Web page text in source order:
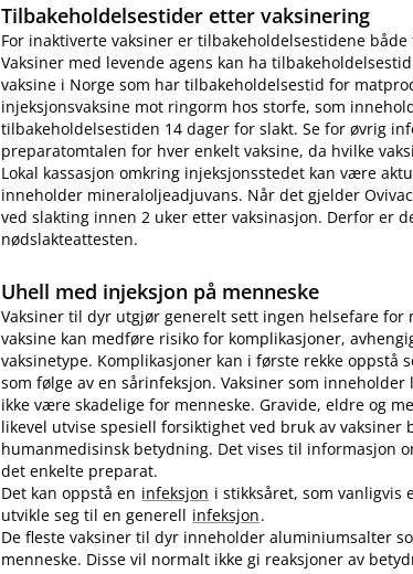
Tilbakeholdelsestider etter vaksinering
For inaktiverte vaksiner er tilbakeholdelsestidene
Vaksiner med levende agens kan ha
vaksine i Norge som har tilbakeholdelsestid for
injeksjonsvaksine mot ringorm hos storfe, som
tilbakeholdelsestiden 14 dager for slakt. Se for øvrig
preparatomtalen for hver enkelt vaksine, da hvilke
Lokal kassasjon omkring injeksjonsstedet kan være
inneholder mineraloljeadjuvans. Når det gjelder
ved slakting innen 2 uker etter vaksinasjon. Derfor er
nødslakteattesten.
Uhell med injeksjon på menneske
Vaksiner til dyr utgjør generelt sett ingen helsefare for
vaksine kan medføre risiko for komplikasjoner,
vaksinetype. Komplikasjoner kan i første rekke oppstå
som følge av en sårinfeksjon. Vaksiner som
ikke være skadelige for menneske. Gravide, eldre og
likevel utvise spesiell forsiktighet ved bruk av vaksiner
humanmedisinsk betydning. Det vises til informasjon
det enkelte preparat.
Det kan oppstå en infeksjon i stikksåret, som vanligvis
utvikle seg til en generell infeksjon.
De fleste vaksiner til dyr inneholder aluminiumsalter
menneske. Disse vil normalt ikke gi reaksjoner av